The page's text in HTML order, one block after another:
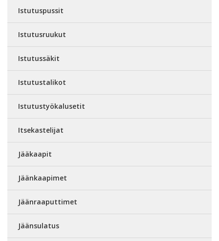
Istutuspussit
Istutusruukut
Istutussäkit
Istutustalikot
Istutustyökalusetit
Itsekastelijat
Jääkaapit
Jäänkaapimet
Jäänraaputtimet
Jäänsulatus